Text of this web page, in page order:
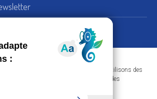
confidentialité et de vos données, nous utilisons des
votre navigation sur nos sites et réaliser des
de Bellechasse 75007 Paris